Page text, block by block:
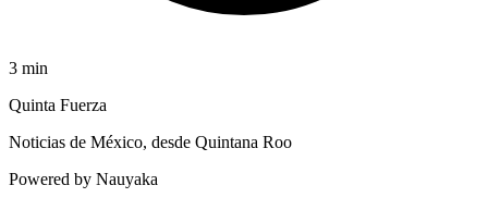
3 min
Quinta Fuerza
Noticias de México, desde Quintana Roo
Powered by Nauyaka